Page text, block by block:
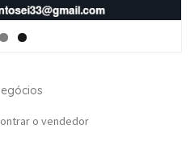
o vendedor